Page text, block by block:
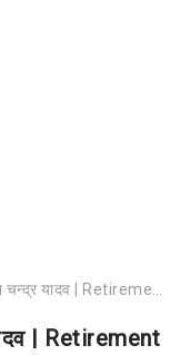
| Retirement Poem Hindi
| Retirement